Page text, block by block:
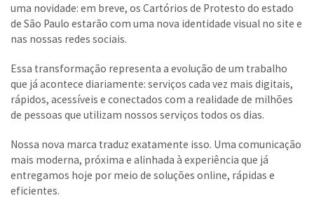
uma novidade: em breve, os Cartórios de Protesto do estado
de São Paulo estarão com uma nova identidade visual no site e
nas nossas redes sociais.
Essa transformação representa a evolução de um trabalho
que já acontece diariamente: serviços cada vez mais digitais,
rápidos, acessíveis e conectados com a realidade de milhões
de pessoas que utilizam nossos serviços todos os dias.
Nossa nova marca traduz exatamente isso. Uma comunicação
mais moderna, próxima e alinhada à experiência que já
entregamos hoje por meio de soluções online, rápidas e
eficientes.